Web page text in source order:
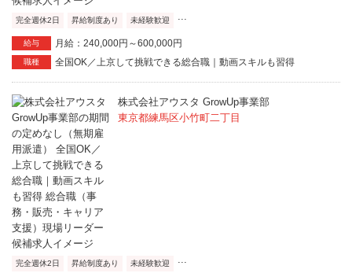
完全週休2日 昇給制度あり 未経験歓迎 ...
給与 月給：240,000円～600,000円
職種 全国OK／上京して挑戦できる総合職｜動画スキルも習得
株式会社アウスタ GrowUp事業部
東京都練馬区小竹町二丁目
完全週休2日 昇給制度あり 未経験歓迎 ...